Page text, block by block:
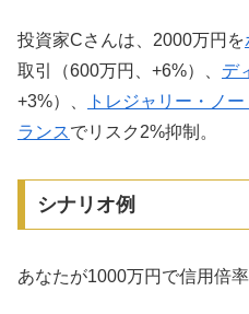
投資家Cさんは、2000万円を
取引（600万円、+6%）、 デ
+3%）、
トレジャリー・ノー
ランスでリスク2%抑制。
シナリオ例
あなたが1000万円で信用倍